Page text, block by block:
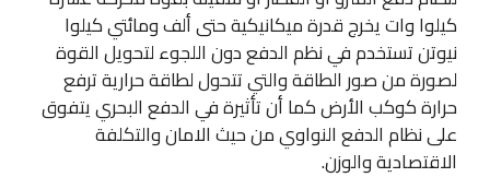
كيلوا وات يخرج قدرة ميكانيكية حتى ألف ومائتي كيلوا
نيوتن تستخدم في نظم الدفع دون اللجوء لتحويل القوة
لصورة من صور الطاقة والتي تتحول لطاقة حرارية ترفع
حرارة كوكب الأرض كما أن تأثيرة في الدفع البحري يتفوق
على نظام الدفع النواوي من حيث الامان والتكلفة
الاقتصادية والوزن.